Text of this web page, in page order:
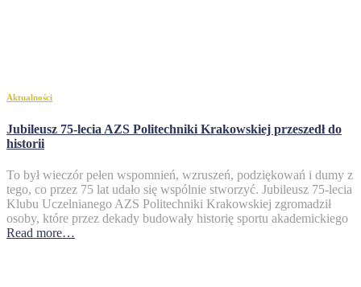
Aktualności
Jubileusz 75-lecia AZS Politechniki Krakowskiej przeszedł do
historii
To był wieczór pełen wspomnień, wzruszeń, podziękowań i dumy z
tego, co przez 75 lat udało się wspólnie stworzyć. Jubileusz 75-lecia
Klubu Uczelnianego AZS Politechniki Krakowskiej zgromadził
osoby, które przez dekady budowały historię sportu akademickiego
Read more…